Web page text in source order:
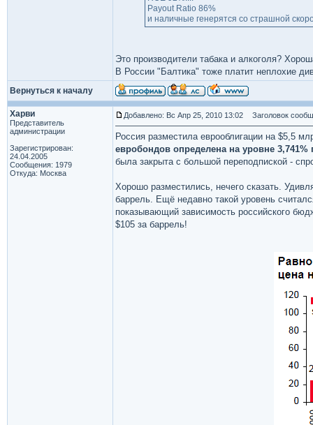
Payout Ratio 86%
и наличные генерятся со страшной
Это производители табака и алкоголя?
В России "Балтика" тоже платит неплохие
Вернуться к началу
Харви
Представитель
администрации
Зарегистрирован:
24.04.2005
Сообщения: 1979
Откуда: Москва
Добавлено: Вс Апр 25, 2010 13:02 Заголовок
Россия разместила еврооблигации на $5,5
евробондов определена на уровне
была закрыта с большой переподпиской -
Хорошо разместились, нечего сказать.
баррель. Ещё недавно такой уровень
показывающий зависимость российского
$105 за баррель!